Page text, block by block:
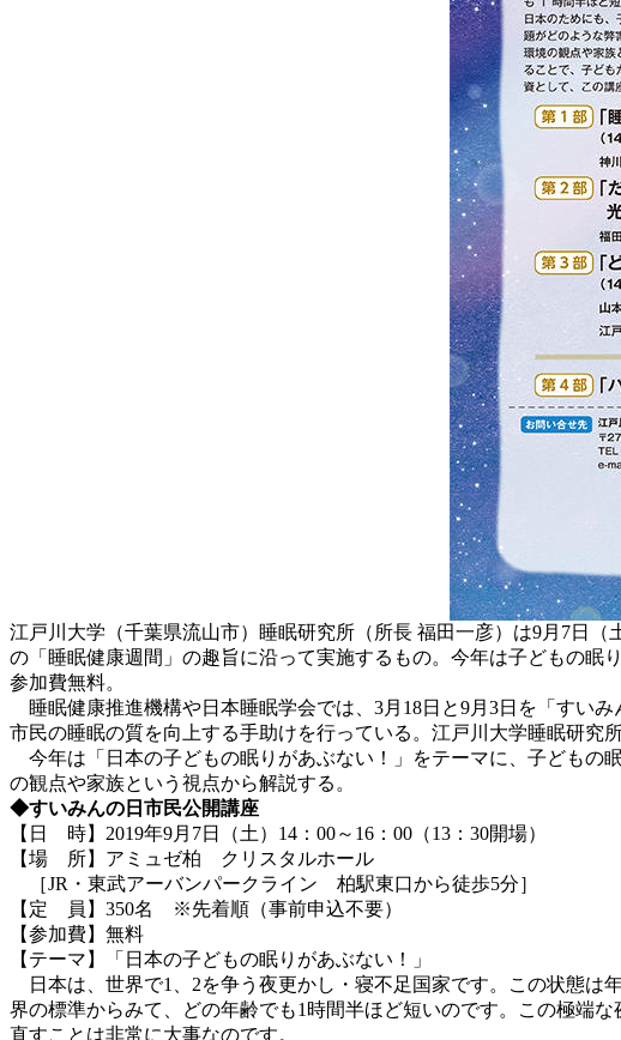
江戸川大学（千葉県流山市）睡眠研究所（所長 福田一彦）は9月7日
の「睡眠健康週間」の趣旨に沿って実施するもの。今年は子どもの眠
参加費無料。
睡眠健康推進機構や日本睡眠学会では、3月18日と9月3日を「すい
市民の睡眠の質を向上する手助けを行っている。江戸川大学睡眠研究
今年は「日本の子どもの眠りがあぶない！」をテーマに、子どもの
の観点や家族という視点から解説する。
◆すいみんの日市民公開講座
【日 時】2019年9月7日（土）14：00～16：00（13：30開場）
【場 所】アミュゼ柏 クリスタルホール
［JR・東武アーバンパークライン 柏駅東口から徒歩5分］
【定 員】350名 ※先着順（事前申込不要）
【参加費】無料
【テーマ】「日本の子どもの眠りがあぶない！」
日本は、世界で1、2を争う夜更かし・寝不足国家です。この状態は
界の標準からみて、どの年齢でも1時間半ほど短いのです。この極端
直すことは非常に大事なのです。